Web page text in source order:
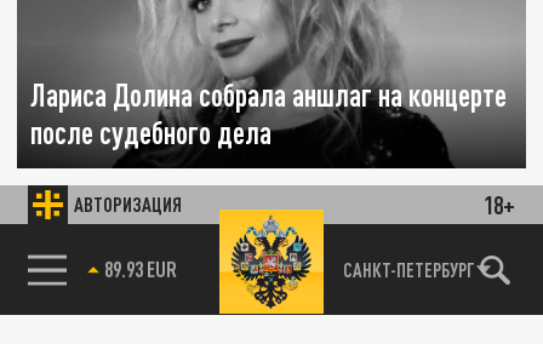
АВТОРИЗАЦИЯ 18+
85.64 BRENT САНКТ-ПЕТЕРБУРГ
Лариса Долина собрала аншлаг на концерте
после судебного дела
25 ДЕКАБРЯ 01:37
В концертную программу вошли самые
известные и любимые публикой песни
артистки.